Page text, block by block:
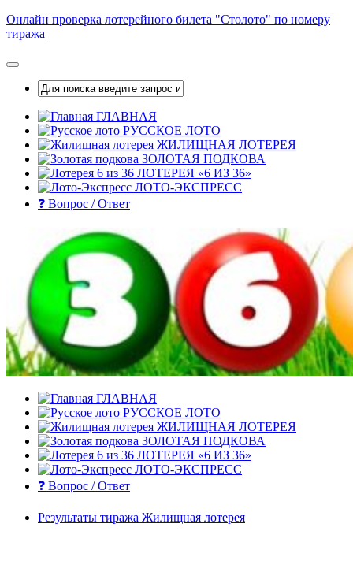
Skip
to
Онлайн проверка лотерейного билета "Столото" по номеру
тиража
ГЛАВНАЯ
РУССКОЕ ЛОТО
ЖИЛИЩНАЯ ЛОТЕРЕЯ
ЗОЛОТАЯ ПОДКОВА
ЛОТЕРЕЯ «6 ИЗ 36»
ЛОТО-ЭКСПРЕСС
❓ Вопрос / Ответ
ГЛАВНАЯ
РУССКОЕ ЛОТО
ЖИЛИЩНАЯ ЛОТЕРЕЯ
ЗОЛОТАЯ ПОДКОВА
ЛОТЕРЕЯ «6 ИЗ 36»
ЛОТО-ЭКСПРЕСС
❓ Вопрос / Ответ
Результаты тиража Жилищная лотерея